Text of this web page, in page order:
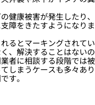
健康被害が発生したり、
障をきたすようになりま
るとマーキングされてい
、解決することはないの
者に相談する段階では被
しまうケースも多々あり
す。